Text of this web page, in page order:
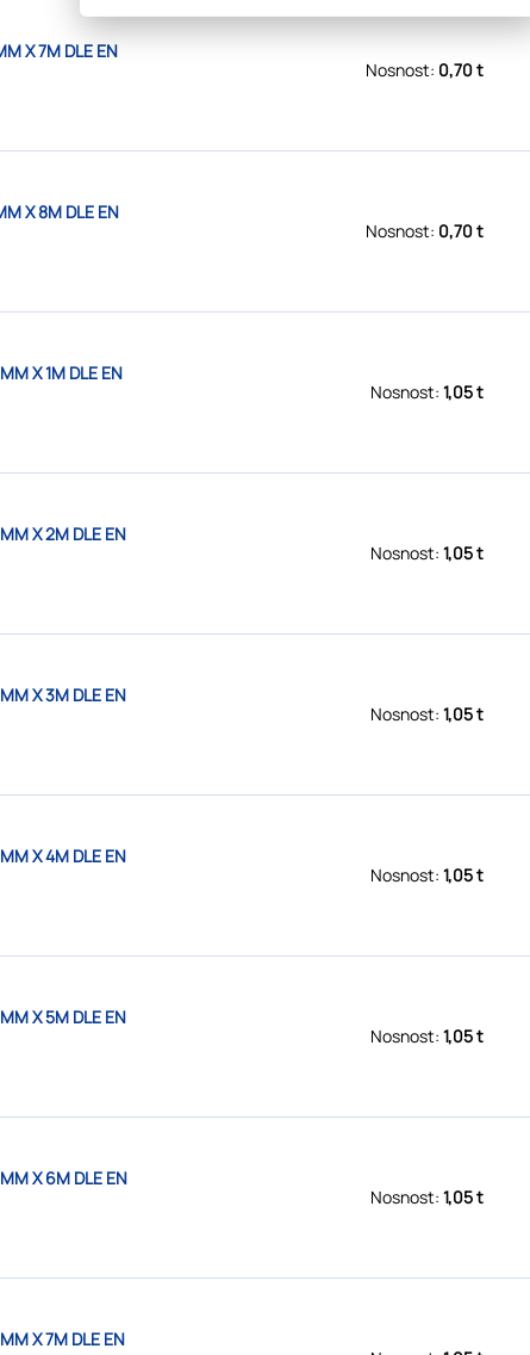
X 7M DLE EN
Nosnost: 0,70 t
X 8M DLE EN
Nosnost: 0,70 t
X 1M DLE EN
Nosnost: 1,05 t
X 2M DLE EN
Nosnost: 1,05 t
X 3M DLE EN
Nosnost: 1,05 t
X 4M DLE EN
Nosnost: 1,05 t
X 5M DLE EN
Nosnost: 1,05 t
X 6M DLE EN
Nosnost: 1,05 t
X 7M DLE EN